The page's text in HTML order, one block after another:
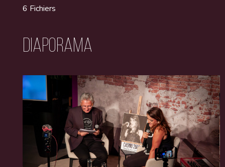
6 Fichiers
Diaporama